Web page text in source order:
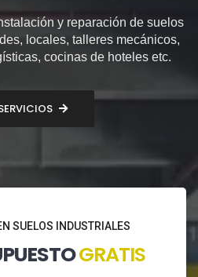
y reparación de suelos
locales, talleres mecánicos,
cocinas de hoteles etc.
SUELOS INDUSTRIALES
GRATIS